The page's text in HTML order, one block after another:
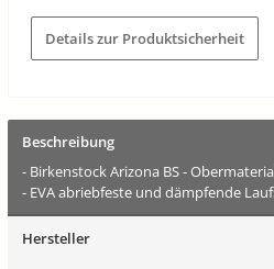
Details zur Produktsicherheit
Beschreibung
- Birkenstock Arizona BS -
- EVA abriebfeste und dämpfende
Hersteller